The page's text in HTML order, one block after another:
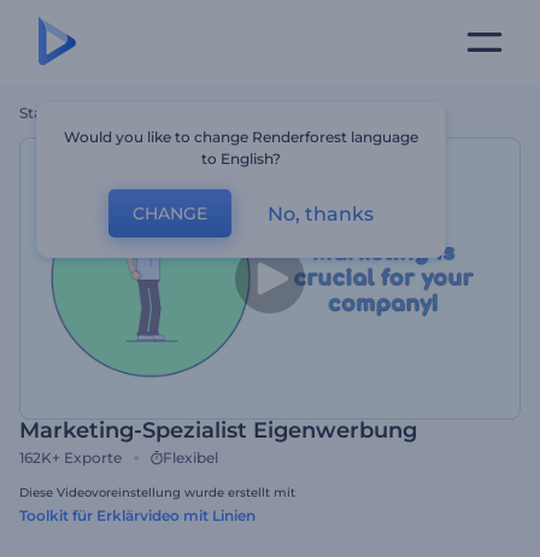
Startseite
Marketing-Spezialist Eigenwerbung
162K+ Exporte Flexibel
Diese Videovoreinstellung wurde erstellt mit
Toolkit für Erklärvideo mit Linien
Would you like to change Renderforest language
to English?
CHANGE No, thanks